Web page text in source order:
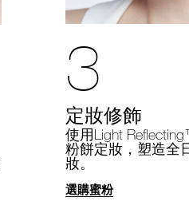
3
定妝修飾
使用Light
粉餅定妝，塑造全
妝。
選購蜜粉